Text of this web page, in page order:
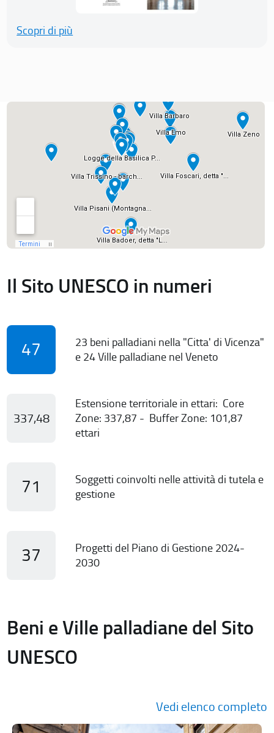
Scopri di più
Il Sito UNESCO in numeri
47
23 beni palladiani nella "Citta' di Vicenza"
e 24 Ville palladiane nel Veneto
337,48
Estensione territoriale in ettari: Core
Zone: 337,87 - Buffer Zone: 101,87
ettari
71
Soggetti coinvolti nelle attività di tutela e
gestione
37
Progetti del Piano di Gestione 2024-
2030
Beni e Ville palladiane del Sito
UNESCO
Vedi elenco completo